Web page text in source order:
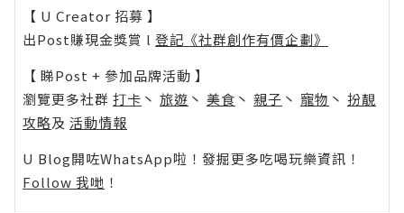
【 U Creator 招募 】
出Post賺現金獎賞 l 登記《社群創作有價企劃》
【 睇Post + 參加品牌活動 】
瀏覽更多社群 打卡 丶 旅遊 丶 美食 丶 親子 丶 寵物 丶 扮靚
攻略及 活動情報
U Blog開咗WhatsApp啦！發掘更多吃喝玩樂資訊！
Follow 我哋 ！